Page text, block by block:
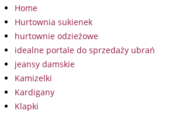
Home
Hurtownia sukienek
hurtownie odzieżowe
idealne portale do sprzedaży ubrań
jeansy damskie
Kamizelki
Kardigany
Klapki